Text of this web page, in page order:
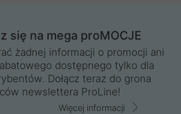
się na mega proMOCJE
żadnej informacji o promocji ani
dostępnego tylko dla
Dołącz teraz do grona
newslettera ProLine!
Więcej informacji